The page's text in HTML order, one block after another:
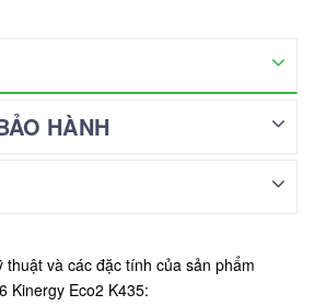
HÀNH
và các đặc tính của sản phẩm
Kinergy Eco2 K435: